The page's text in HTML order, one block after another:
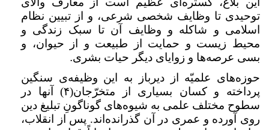
توحیدی تا وظایف شخصی شرعی، و از تبیین نظام
اسلامی و شاکله و وظایف آن تا سبک زندگی و
محیط زیست و حمایت از طبیعت و از حیوان، و
بسی عرصه‌ها و زوایای دیگر حیات بشری.
حوزه‌های علمیّه از دیرباز به این وظیفه‌ی سنگین
پرداخته و کسان بسیاری از متخرّجان(۴)
آنها در
سطوح مختلف علمی به شیوه‌های گوناگونِ تبلیغ دین
روی آورده و عمری در آن گذرانده‌اند. پس از انقلاب،